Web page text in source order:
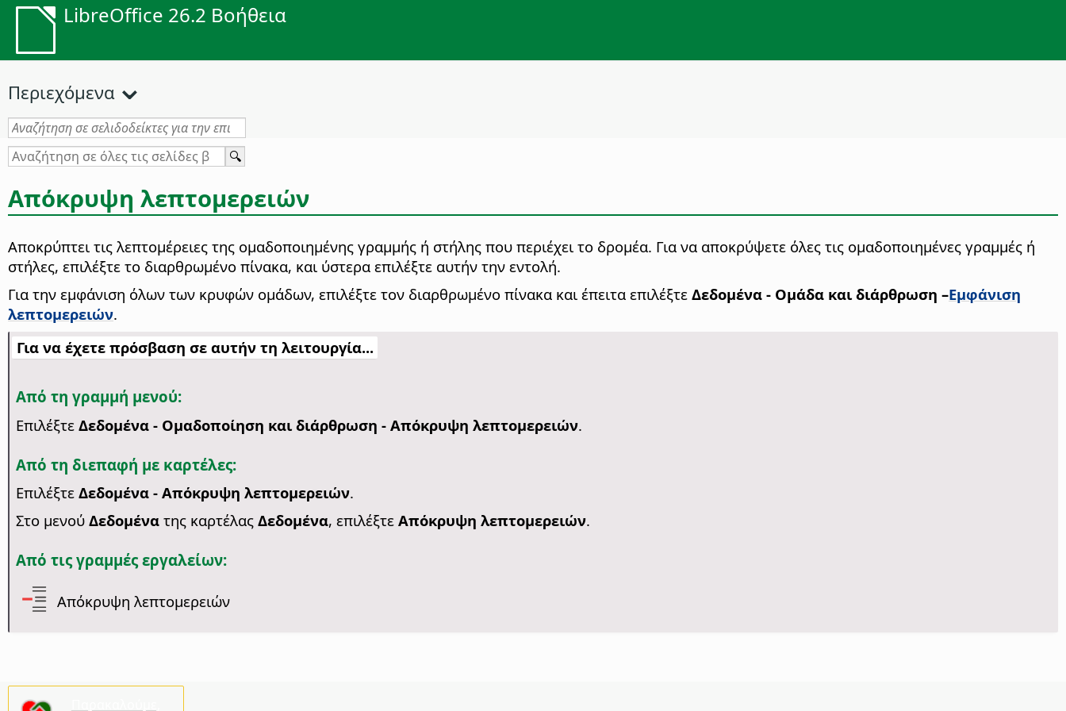
LibreOffice 26.2 Βοήθεια
Περιεχόμενα
Απόκρυψη λεπτομερειών
Αποκρύπτει τις λεπτομέρειες της ομαδοποιημένης γραμμής ή στήλης που περιέχει το δρομέα. Για να αποκρύψετε όλες τις ομαδοποιημένες γραμμές ή
στήλες, επιλέξτε το διαρθρωμένο πίνακα, και ύστερα επιλέξτε αυτήν την εντολή.
Για την εμφάνιση όλων των κρυφών ομάδων, επιλέξτε τον διαρθρωμένο πίνακα και έπειτα επιλέξτε Δεδομένα - Ομάδα και διάρθρωση –Εμφάνιση
λεπτομερειών.
Για να έχετε πρόσβαση σε αυτήν τη λειτουργία...
Από τη γραμμή μενού:
Επιλέξτε Δεδομένα - Ομαδοποίηση και διάρθρωση - Απόκρυψη λεπτομερειών.
Από τη διεπαφή με καρτέλες:
Επιλέξτε Δεδομένα - Απόκρυψη λεπτομερειών.
Στο μενού Δεδομένατης καρτέλας Δεδομένα, επιλέξτε Απόκρυψη λεπτομερειών.
Από τις γραμμές εργαλείων:
Απόκρυψη λεπτομερειών